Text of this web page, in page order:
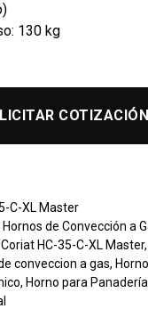
130 kg
COTIZACIÓN
C-XL Master
Hornos de Convección a
Coriat HC-35-C-XL Master,
conveccion a gas,
, Horno para Panadería